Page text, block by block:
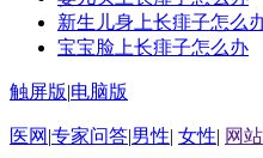
新生儿身上长痱子怎么
宝宝脸上长痱子怎么办
触屏版|电脑版
医网 |专家问答|男性| 女性| 网